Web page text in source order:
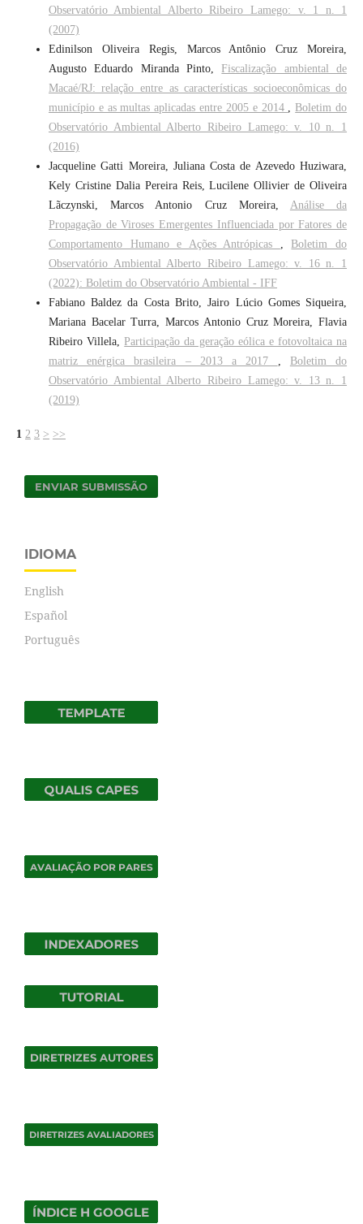
Observatório Ambiental Alberto Ribeiro Lamego: v. 1 n. 1
(2007)
Edinilson Oliveira Regis, Marcos Antônio Cruz Moreira,
Augusto Eduardo Miranda Pinto, Fiscalização ambiental de
Macaé/RJ: relação entre as características socioeconômicas do
município e as multas aplicadas entre 2005 e 2014
Boletim do
Observatório Ambiental Alberto Ribeiro Lamego: v. 10 n. 1
(2016)
Jacqueline Gatti Moreira, Juliana Costa de Azevedo Huziwara,
Kely Cristine Dalia Pereira Reis, Lucilene Ollivier de Oliveira
Lãczynski, Marcos Antonio Cruz Moreira, Análise da
Propagação de Viroses Emergentes Influenciada por Fatores de
Comportamento Humano e Ações Antrópicas
Boletim do
Observatório Ambiental Alberto Ribeiro Lamego: v. 16 n. 1
(2022): Boletim do Observatório Ambiental - IFF
Fabiano Baldez da Costa Brito, Jairo Lúcio Gomes Siqueira,
Mariana Bacelar Turra, Marcos Antonio Cruz Moreira, Flavia
Ribeiro Villela, Participação da geração eólica e fotovoltaica na
matriz enérgica brasileira – 2013 a 2017
Boletim do
Observatório Ambiental Alberto Ribeiro Lamego: v. 13 n. 1
(2019)
1 2 3 > >>
ENVIAR SUBMISSÃO
IDIOMA
English
Español
Português